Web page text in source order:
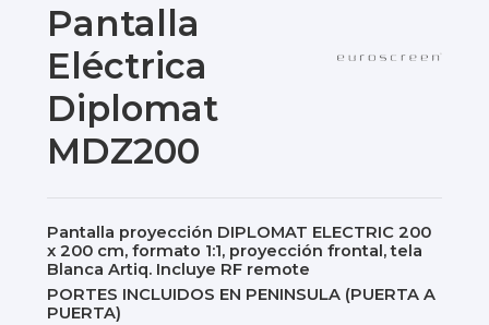
Pantalla
Eléctrica
Diplomat
MDZ200
Pantalla proyección DIPLOMAT ELECTRIC 200
x 200 cm, formato 1:1, proyección frontal, tela
Blanca Artiq. Incluye RF remote
PORTES INCLUIDOS EN PENINSULA (PUERTA A
PUERTA)